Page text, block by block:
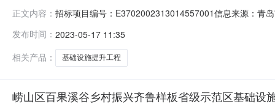
正文内容： 招标项目编号：E3702002313014557001信息来源：青
招标方式：公开项目名称：崂山区百果溪谷乡村振兴齐
发布时间： 2023-05-17 11:35
相关产品：
基础设施提升工程
崂山区百果溪谷乡村振兴齐鲁样板省级示范区基础